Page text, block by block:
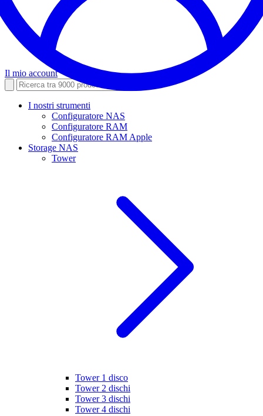
Il mio account
I nostri strumenti
Configuratore NAS
Configuratore RAM
Configuratore RAM Apple
Storage NAS
Tower
Tower 1 disco
Tower 2 dischi
Tower 3 dischi
Tower 4 dischi